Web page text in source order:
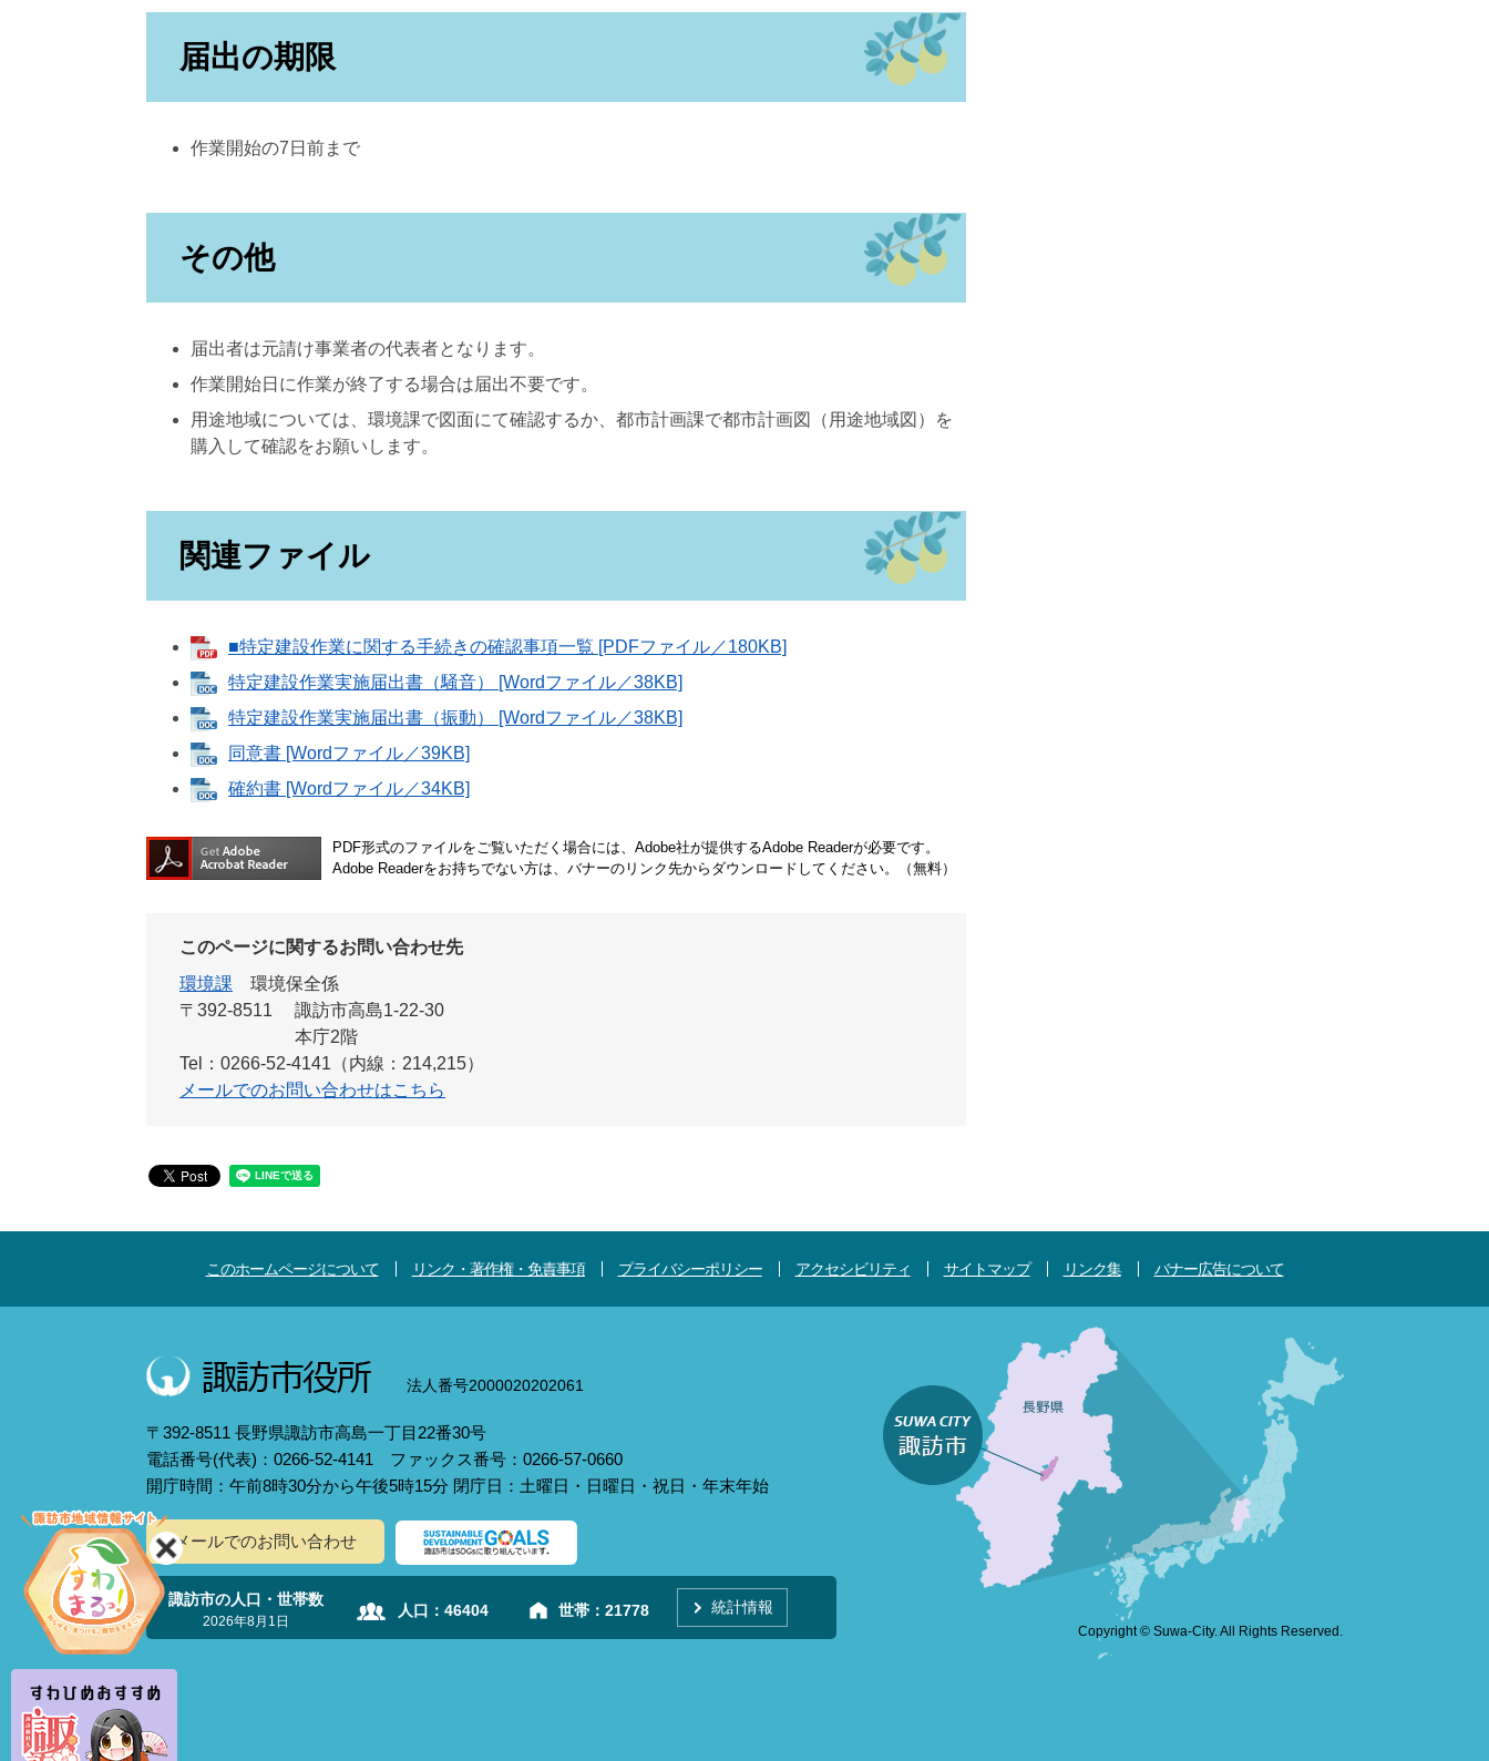
届出の期限
作業開始の7日前まで
その他
届出者は元請け事業者の代表者となります。
作業開始日に作業が終了する場合は届出不要です。
用途地域については、環境課で図面にて確認するか、都市計画課で都市計画図（用途地域図）を
購入して確認をお願いします。
関連ファイル
■特定建設作業に関する手続きの確認事項一覧 [PDFファイル／180KB]
特定建設作業実施届出書（騒音） [Wordファイル／38KB]
特定建設作業実施届出書（振動） [Wordファイル／38KB]
同意書 [Wordファイル／39KB]
確約書 [Wordファイル／34KB]
PDF形式のファイルをご覧いただく場合には、Adobe社が提供するAdobe Readerが必要です。
Adobe Readerをお持ちでない方は、バナーのリンク先からダウンロードしてください。（無料）
このページに関するお問い合わせ先
環境課
環境保全係
〒392-8511
諏訪市高島1-22-30
本庁2階
Tel：0266-52-4141（内線：214,215）
メールでのお問い合わせはこちら
このホームページについて リンク・著作権・免責事項 プライバシーポリシー アクセシビリティ サイトマップ リンク集 バナー広告について
法人番号2000020202061
〒392-8511 長野県諏訪市高島一丁目22番30号
電話番号(代表)：0266-52-4141 ファックス番号：0266-57-0660
開庁時間：午前8時30分から午後5時15分 閉庁日：土曜日・日曜日・祝日・年末年始
メールでのお問い合わせ
諏訪市の人口・世帯数
2026年8月1日
人口： 46404 世帯： 21778 統計情報
Copyright © Suwa-City. All Rights Reserved.